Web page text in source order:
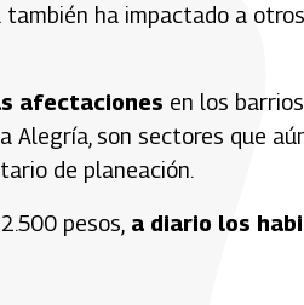
ha impactado a
afectaciones en los
Alegría, son sectores que
de planeación.
pesos, a diario los